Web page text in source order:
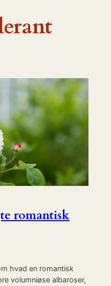
romantisk
hvad en romantisk
volumniøse albaroser,